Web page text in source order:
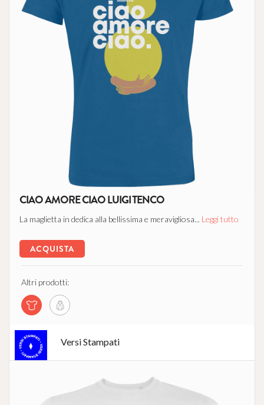
CIAO AMORE CIAO LUIGI TENCO
La maglietta in dedica alla bellissima e meravigliosa... Leggi tutto
ACQUISTA
Altri prodotti:
Versi Stampati